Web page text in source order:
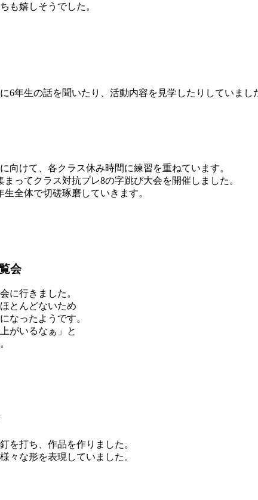
も嬉しそうでした。
6年生の話を聞いたり、活動内容を見学したりしていまし
向けて、各クラス休み時間に練習を重ねています。
ってクラス対抗プレ8の字跳び大会を開催しました。
全体で切磋琢磨していきます。
会
に行きました。
とんどないため
なったようです。
がいるなぁ」と
を打ち、作品を作りました。
々な形を表現していました。